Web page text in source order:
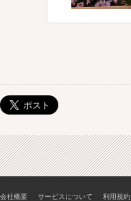
会社概要 サービスについて 利用規約